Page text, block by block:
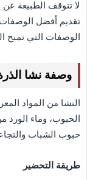
لا تتوقف الطبيعة
تقديم أفضل
الوصفات التي تمنح
وصفة نشا
النشا من المواد
الحبوب، وماء الورد
حبوب الشباب
طريقة التحضير